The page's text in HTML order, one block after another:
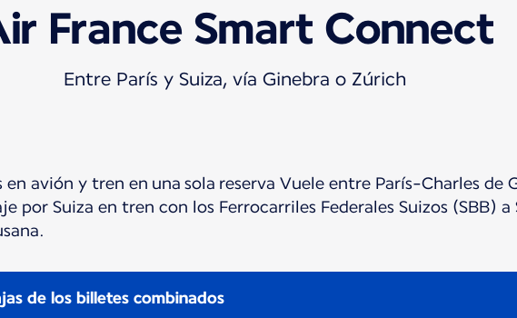
France Smart Connect
Entre París y Suiza, vía Ginebra o Zúrich
avión y tren en una sola reserva Vuele entre París-Charles de
por Suiza en tren con los Ferrocarriles Federales Suizos (SBB) a
de los billetes combinados